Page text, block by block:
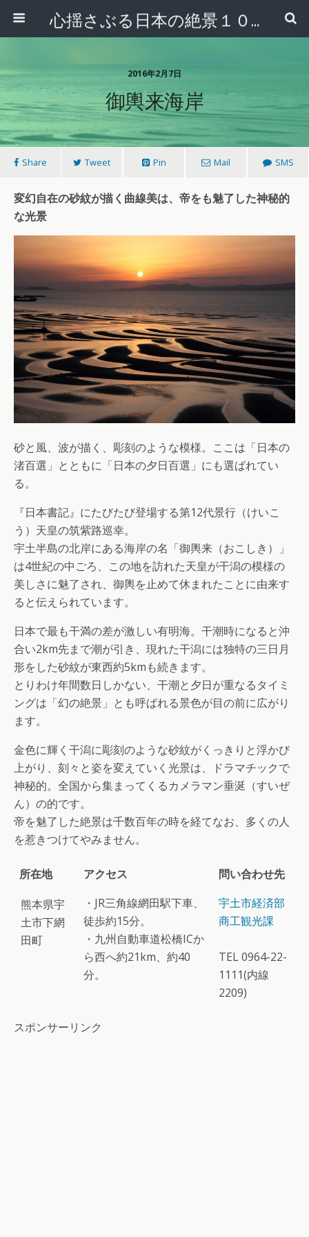
心揺さぶる日本の絶景１００選
2016年2月7日
御輿来海岸
Share Tweet Pin Mail SMS
変幻自在の砂紋が描く曲線美は、帝をも魅了した神秘的
な光景
砂と風、波が描く、彫刻のような模様。ここは「日本の
渚百選」とともに「日本の夕日百選」にも選ばれてい
る。
『日本書記』にたびたび登場する第12代景行（けいこ
う）天皇の筑紫路巡幸。
宇土半島の北岸にある海岸の名「御輿来（おこしき）」
は4世紀の中ごろ、この地を訪れた天皇が干潟の模様の
美しさに魅了され、御輿を止めて休まれたことに由来す
ると伝えられています。
日本で最も干満の差が激しい有明海。干潮時になると沖
合い2km先まで潮が引き、現れた干潟には独特の三日月
形をした砂紋が東西約5kmも続きます。
とりわけ年間数日しかない、干潮と夕日が重なるタイミ
ングは「幻の絶景」とも呼ばれる景色が目の前に広がり
ます。
金色に輝く干潟に彫刻のような砂紋がくっきりと浮かび
上がり、刻々と姿を変えていく光景は、ドラマチックで
神秘的。全国から集まってくるカメラマン垂涎（すいぜ
ん）の的です。
帝を魅了した絶景は千数百年の時を経てなお、多くの人
を惹きつけてやみません。
所在地 アクセス
問い合わせ先
熊本県宇
土市下網
田町
・JR三角線網田駅下車、
徒歩約15分。
・九州自動車道松橋ICか
ら西へ約21km、約40
分。
宇土市経済部
商工観光課
TEL 0964-22-
1111(内線
2209)
スポンサーリンク